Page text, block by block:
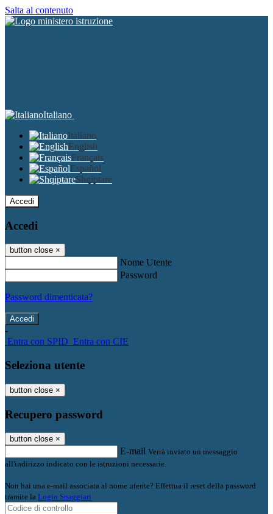
Salta al contenuto
Italiano
Italiano
English
Français
Español
Shqiptare
Accedi
Accedi
button close ×
Nome Utente
Password
Password dimenticata?
-
Entra con SPID Entra con CIE
Seleziona utente
button close ×
Recupero password
button close ×
E-mail Verrà inviato un messaggio
all'indirizzo indicato con le istruzioni necessarie.
Non hai una e-mail associata al nome utente? Effettua il reset della password
tramite la Login Spaggiari